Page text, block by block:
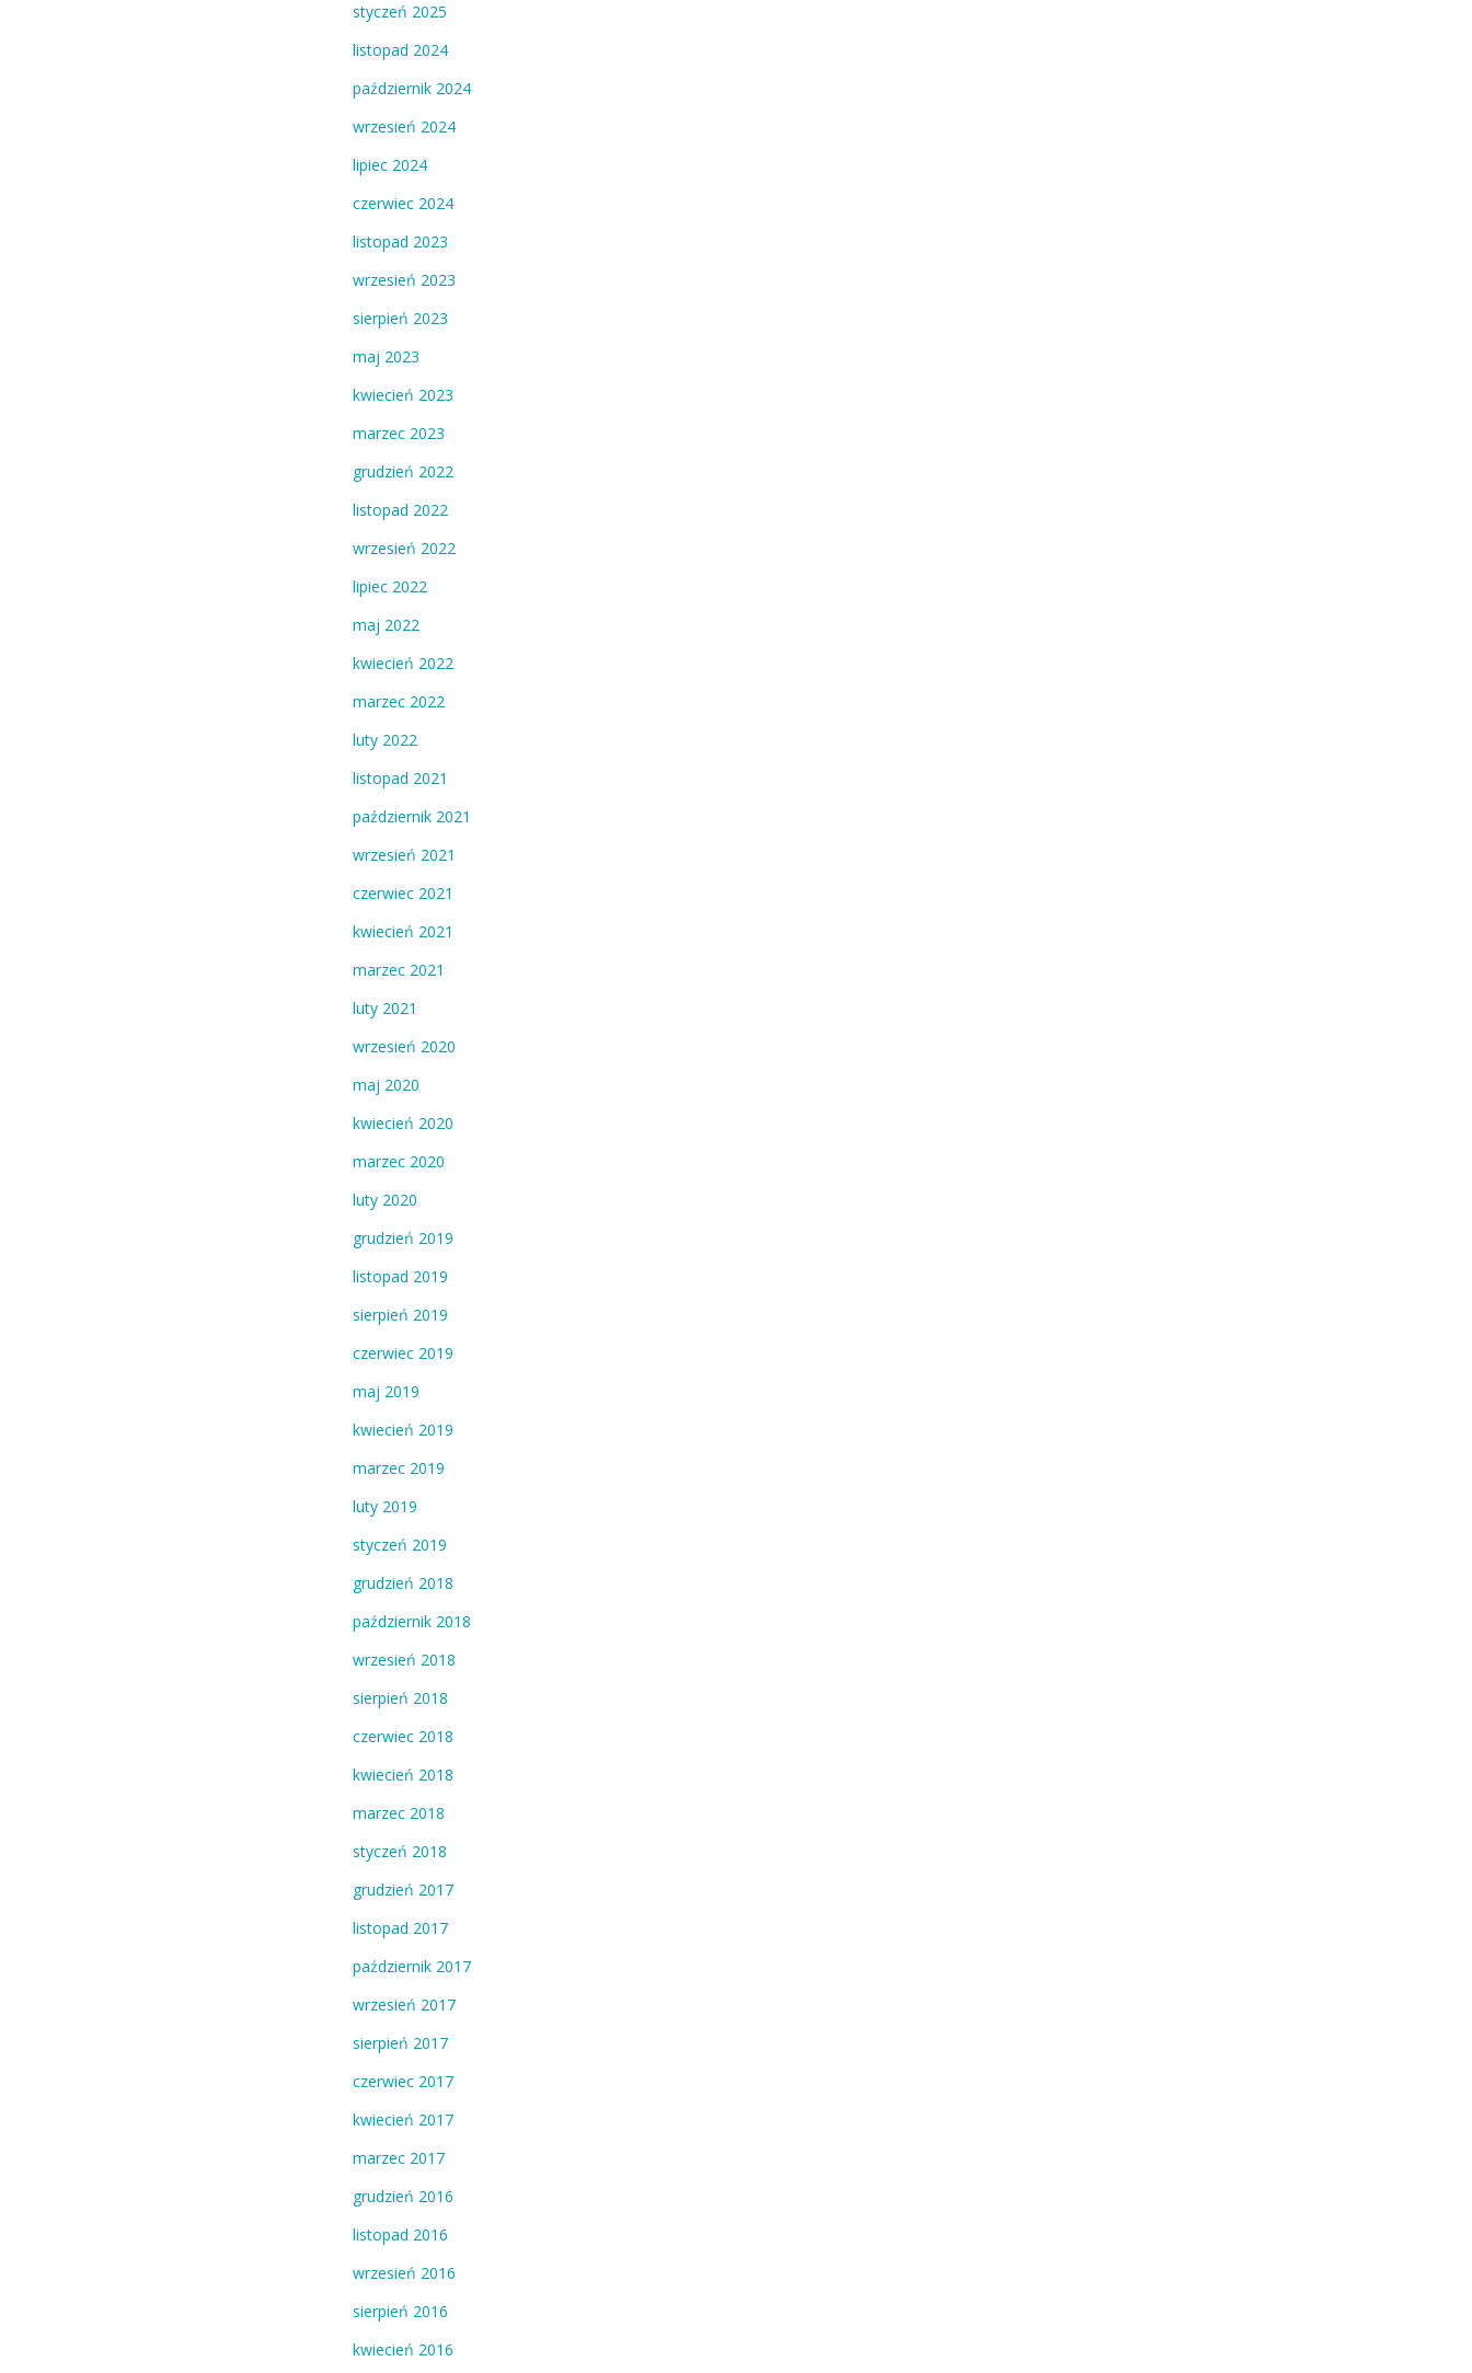
styczeń 2025
listopad 2024
październik 2024
wrzesień 2024
lipiec 2024
czerwiec 2024
listopad 2023
wrzesień 2023
sierpień 2023
maj 2023
kwiecień 2023
marzec 2023
grudzień 2022
listopad 2022
wrzesień 2022
lipiec 2022
maj 2022
kwiecień 2022
marzec 2022
luty 2022
listopad 2021
październik 2021
wrzesień 2021
czerwiec 2021
kwiecień 2021
marzec 2021
luty 2021
wrzesień 2020
maj 2020
kwiecień 2020
marzec 2020
luty 2020
grudzień 2019
listopad 2019
sierpień 2019
czerwiec 2019
maj 2019
kwiecień 2019
marzec 2019
luty 2019
styczeń 2019
grudzień 2018
październik 2018
wrzesień 2018
sierpień 2018
czerwiec 2018
kwiecień 2018
marzec 2018
styczeń 2018
grudzień 2017
listopad 2017
październik 2017
wrzesień 2017
sierpień 2017
czerwiec 2017
kwiecień 2017
marzec 2017
grudzień 2016
listopad 2016
wrzesień 2016
sierpień 2016
kwiecień 2016